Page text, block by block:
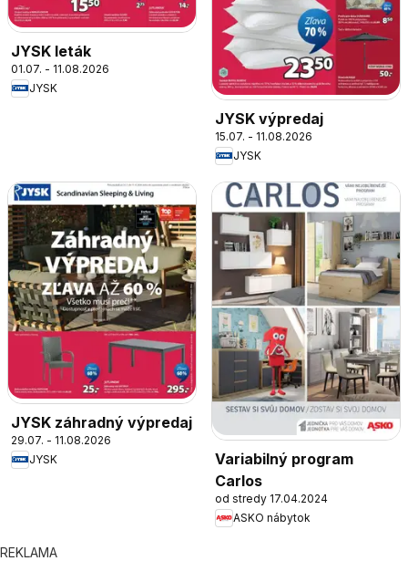
JYSK leták
01.07. - 11.08.2026
JYSK
JYSK výpredaj
15.07. - 11.08.2026
JYSK
JYSK záhradný výpredaj
29.07. - 11.08.2026
JYSK
Variabilný program
Carlos
od stredy 17.04.2024
ASKO nábytok
REKLAMA